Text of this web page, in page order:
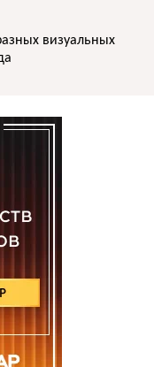
визуальных